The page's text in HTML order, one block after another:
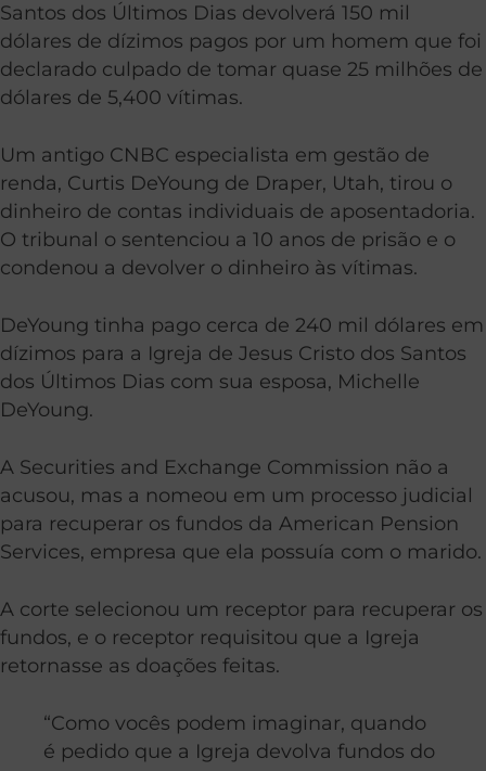
Santos dos Últimos Dias devolverá 150 mil
dólares de dízimos pagos por um homem que foi
declarado culpado de tomar quase 25 milhões de
dólares de 5,400 vítimas.
Um antigo CNBC especialista em gestão de
renda, Curtis DeYoung de Draper, Utah, tirou o
dinheiro de contas individuais de aposentadoria.
O tribunal o sentenciou a 10 anos de prisão e o
condenou a devolver o dinheiro às vítimas.
DeYoung tinha pago cerca de 240 mil dólares em
dízimos para a Igreja de Jesus Cristo dos Santos
dos Últimos Dias com sua esposa, Michelle
DeYoung.
A Securities and Exchange Commission não a
acusou, mas a nomeou em um processo judicial
para recuperar os fundos da American Pension
Services, empresa que ela possuía com o marido.
A corte selecionou um receptor para recuperar os
fundos, e o receptor requisitou que a Igreja
retornasse as doações feitas.
“Como vocês podem imaginar, quando
é pedido que a Igreja devolva fundos do